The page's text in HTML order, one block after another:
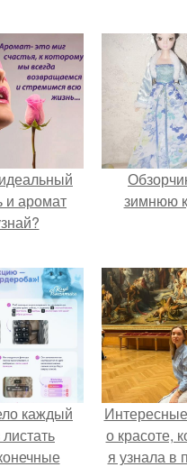
и аромат
зимнюю
каждый
листать
о красоте,
я узнала в